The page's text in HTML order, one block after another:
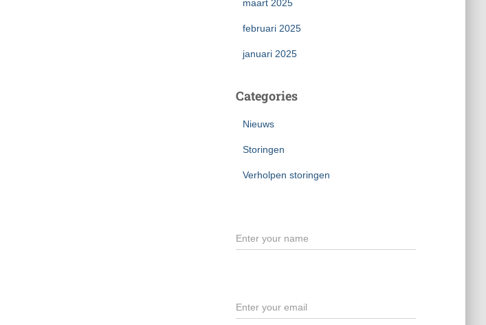
maart 2025
februari 2025
januari 2025
Categories
Nieuws
Storingen
Verholpen storingen